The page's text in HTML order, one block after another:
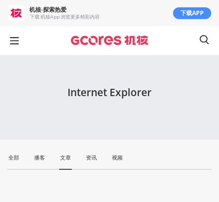
Internet Explorer
全部 播客 文章 资讯 视频
机核-探索热爱
下载 机核App 浏览更多精彩内容 下载APP